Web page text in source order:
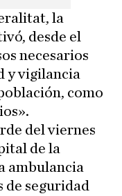
la
desde el
necesarios
y vigilancia
como
del viernes
de la
ambulancia
de seguridad